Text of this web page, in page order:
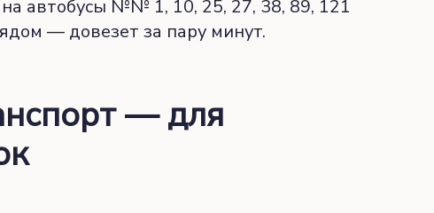
автобусы №№ 1, 10, 25, 27, 38, 89, 121
— довезет за пару минут.
— для